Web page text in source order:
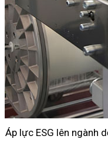
Áp lực ESG lên ngành